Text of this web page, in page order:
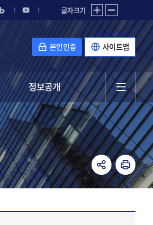
글자크기
본인인증 사이트맵
정보공개